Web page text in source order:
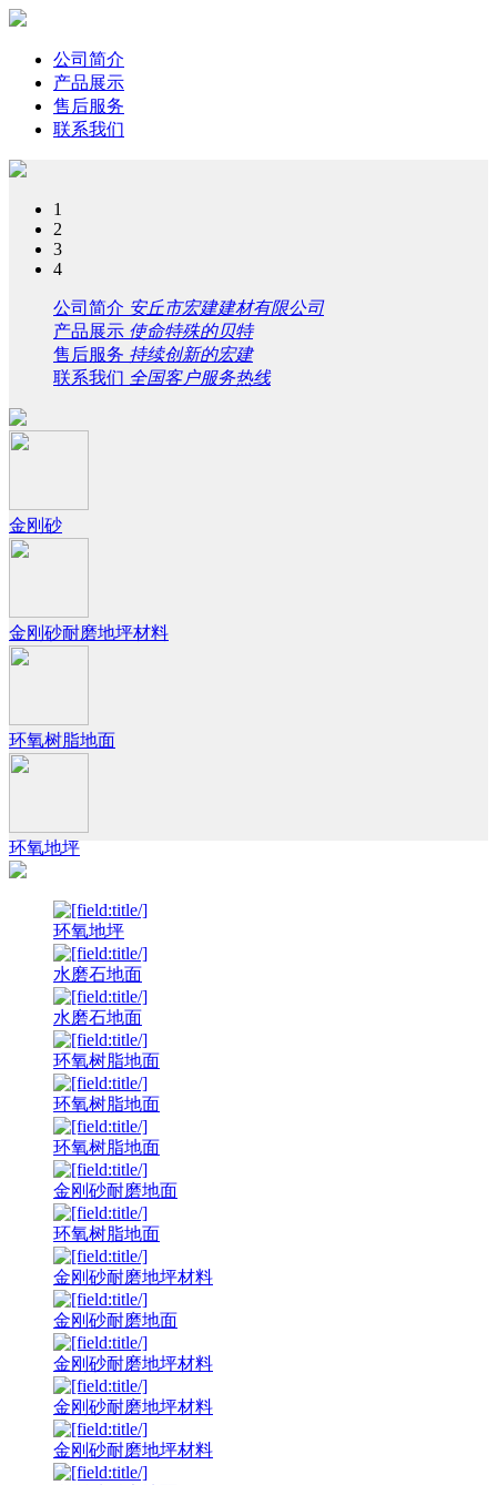
公司简介
产品展示
售后服务
联系我们
1
2
3
4
公司简介 安丘市宏建建材有限公司
产品展示 使命特殊的贝特
售后服务 持续创新的宏建
联系我们 全国客户服务热线
金刚砂
金刚砂耐磨地坪材料
环氧树脂地面
环氧地坪
环氧地坪
水磨石地面
水磨石地面
环氧树脂地面
环氧树脂地面
环氧树脂地面
金刚砂耐磨地面
环氧树脂地面
金刚砂耐磨地坪材料
金刚砂耐磨地面
金刚砂耐磨地坪材料
金刚砂耐磨地坪材料
金刚砂耐磨地坪材料